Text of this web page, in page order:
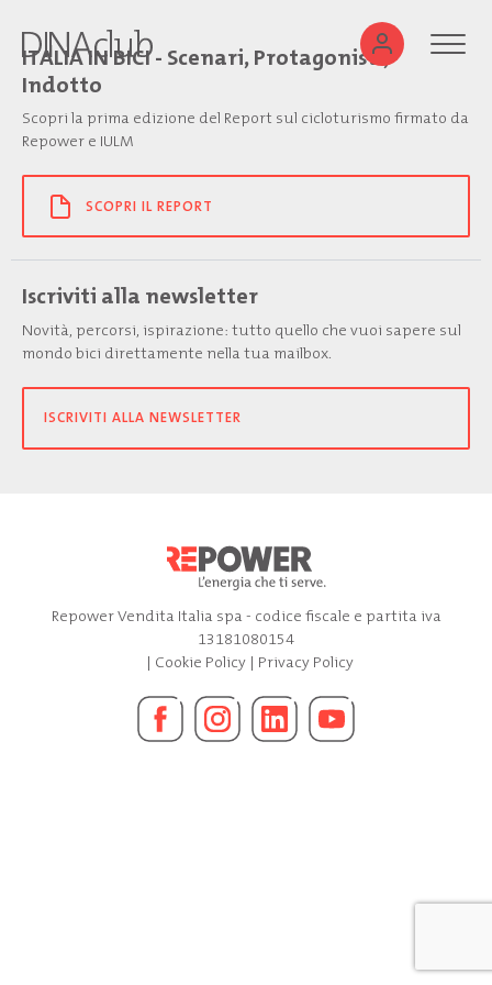
ITALIA IN BICI - Scenari, Protagonisti,
Indotto
Scopri la prima edizione del Report sul cicloturismo firmato da
Repower e IULM
SCOPRI IL REPORT
Iscriviti alla newsletter
Novità, percorsi, ispirazione: tutto quello che vuoi sapere sul
mondo bici direttamente nella tua mailbox.
ISCRIVITI ALLA NEWSLETTER
Repower Vendita Italia spa - codice fiscale e partita iva
13181080154
| Cookie Policy| Privacy Policy